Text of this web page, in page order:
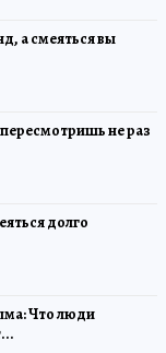
а смеяться вы
не раз
долго
Что люди